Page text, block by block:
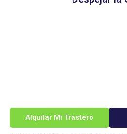
Alquilar Mi Trastero